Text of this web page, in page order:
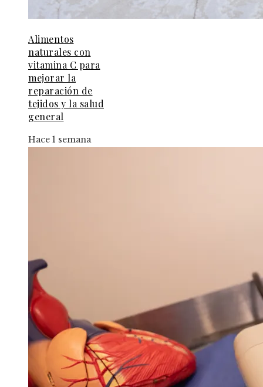
Alimentos
naturales con
vitamina C para
mejorar la
reparación de
tejidos y la salud
general
Hace 1 semana